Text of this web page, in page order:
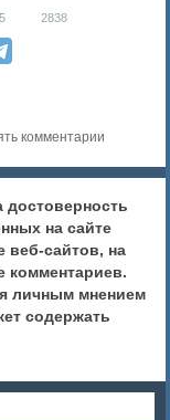
2838
комментарии
достоверность
на сайте
веб-сайтов, на
комментариев.
личным мнением
содержать